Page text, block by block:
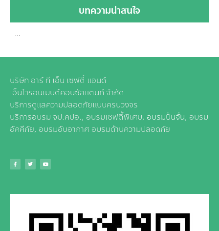
บทความน่าสนใจ
…
บริษัท อาร์ ที เอ็น เซฟตี้ แอนด์
เอ็นไวรอนเมนต์คอนซัลแตนท์ จำกัด
บริการดูแลความปลอดภัยแบบครบวงจร
บริการอบรม จป.คปอ., อบรมเซฟตี้พิเศษ, อบรมปั้นจั่น, อบรม
อัคคีภัย, อบรมอับอากาศ อบรมด้านความปลอดภัย